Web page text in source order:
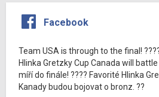
Facebook
Team USA is through to the final!
Hlinka Gretzky Cup Canada will
míří do finále! ???? Favorité Hlinka
Kanady budou bojovat o bronz. ??